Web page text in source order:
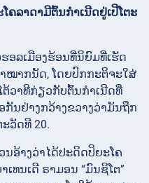
ຄລາດາມີຕົ້ນກຳເນີດຢູ່ເປີໂຕະ
ອລເມືອງຮ້ອນທີ່ນິຍົມທີ່ເຮັດ
ໝາກນັດ, ໂດຍປົກກະຕິຈະໃສ່
ຕ້ວາທີກ່ຽວກັບຕົ້ນກຳເນີດທີ່
ກັນຢ່າງກວ້າງຂວາງວ່າມັນຖືກ
ວັດທີ 20.
ອ້າງວ່າໄດ້ປະດິດປິຍະໂຄ
ທນເດີ ຣາມອນ “ມົນຊິໂຕ”